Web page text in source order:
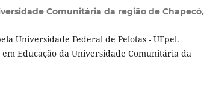
Comunitária da região de Chapecó,
Universidade Federal de Pelotas - UFpel.
Educação da Universidade Comunitária da